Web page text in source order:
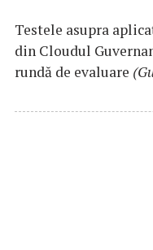
Testele asupra
din Cloudul
rundă de evaluare